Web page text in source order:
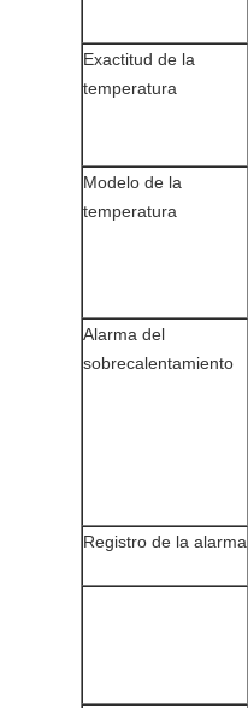
Exactitud de la
temperatura
Modelo de la
temperatura
Alarma del
sobrecalentamiento
Registro de la alarma